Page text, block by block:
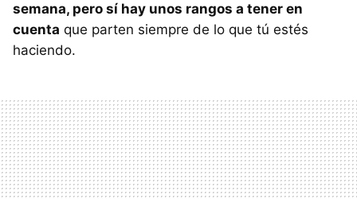
semana, pero sí hay unos rangos a tener en
cuenta que parten siempre de lo que tú estés
haciendo.